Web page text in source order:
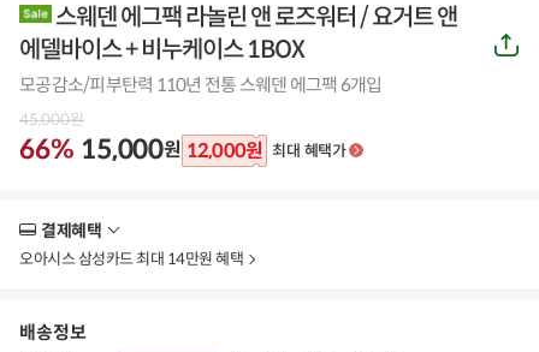
스웨덴 에그팩 라놀린 앤 로즈워터 / 요거트 앤
에델바이스 + 비누케이스 1BOX
모공감소/피부탄력 110년 전통 스웨덴 에그팩 6개입
45,000원
66% 15,000원 12,000원 최대 혜택가
공
유
결제혜택
보
오아시스 삼성카드 최대 14만원 혜택
배송정보